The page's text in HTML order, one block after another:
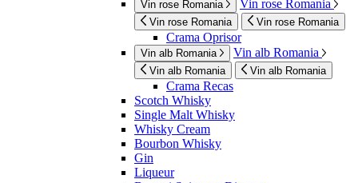
Vin rose Romania Vin rose Romania
Vin rose Romania Vin rose Romania
Crama Oprisor
Vin alb Romania Vin alb Romania
Vin alb Romania Vin alb Romania
Crama Recas
Scotch Whisky
Single Malt Whisky
Whisky Cream
Bourbon Whisky
Gin
Liqueur